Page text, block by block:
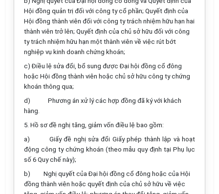
Hội đồng quản trị đối với công ty cổ phần; Quyết định của
Hội đồng thành viên đối với công ty trách nhiệm hữu hạn hai
thành viên trở lên; Quyết định của chủ sở hữu đối với công
ty trách nhiệm hữu hạn một thành viên về việc rút bớt
nghiệp vụ kinh doanh chứng khoán;
c) Điều lệ sửa đổi, bổ sung được Đại hội đồng cổ đông
hoặc Hội đồng thành viên hoặc chủ sở hữu công ty chứng
khoán thông qua;
d) Phương án xử lý các hợp đồng đã ký với khách
hàng.
5. Hồ sơ đề nghị tăng, giảm vốn điều lệ bao gồm:
a) Giấy đề nghị sửa đổi Giấy phép thành lập và hoạt
động công ty chứng khoán (theo mẫu quy định tại Phụ lục
số 6 Quy chế này);
b) Nghị quyết của Đại hội đồng cổ đông hoặc của Hội
đồng thành viên hoặc quyết định của chủ sở hữu về việc